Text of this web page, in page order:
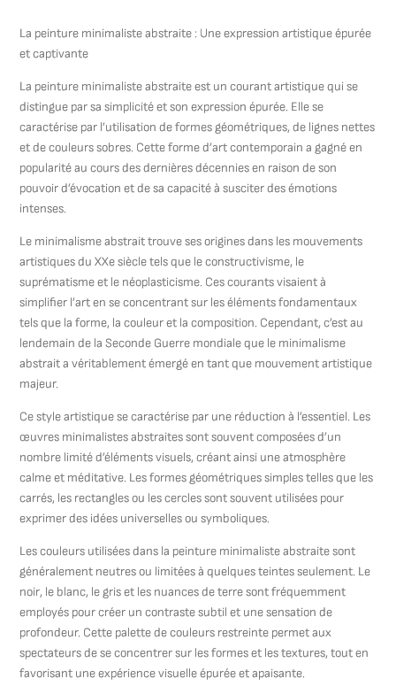
La peinture minimaliste abstraite : Une expression artistique épurée
et captivante
La peinture minimaliste abstraite est un courant artistique qui se
distingue par sa simplicité et son expression épurée. Elle se
caractérise par l’utilisation de formes géométriques, de lignes nettes
et de couleurs sobres. Cette forme d’art contemporain a gagné en
popularité au cours des dernières décennies en raison de son
pouvoir d’évocation et de sa capacité à susciter des émotions
intenses.
Le minimalisme abstrait trouve ses origines dans les mouvements
artistiques du XXe siècle tels que le constructivisme, le
suprématisme et le néoplasticisme. Ces courants visaient à
simplifier l’art en se concentrant sur les éléments fondamentaux
tels que la forme, la couleur et la composition. Cependant, c’est au
lendemain de la Seconde Guerre mondiale que le minimalisme
abstrait a véritablement émergé en tant que mouvement artistique
majeur.
Ce style artistique se caractérise par une réduction à l’essentiel. Les
œuvres minimalistes abstraites sont souvent composées d’un
nombre limité d’éléments visuels, créant ainsi une atmosphère
calme et méditative. Les formes géométriques simples telles que les
carrés, les rectangles ou les cercles sont souvent utilisées pour
exprimer des idées universelles ou symboliques.
Les couleurs utilisées dans la peinture minimaliste abstraite sont
généralement neutres ou limitées à quelques teintes seulement. Le
noir, le blanc, le gris et les nuances de terre sont fréquemment
employés pour créer un contraste subtil et une sensation de
profondeur. Cette palette de couleurs restreinte permet aux
spectateurs de se concentrer sur les formes et les textures, tout en
favorisant une expérience visuelle épurée et apaisante.